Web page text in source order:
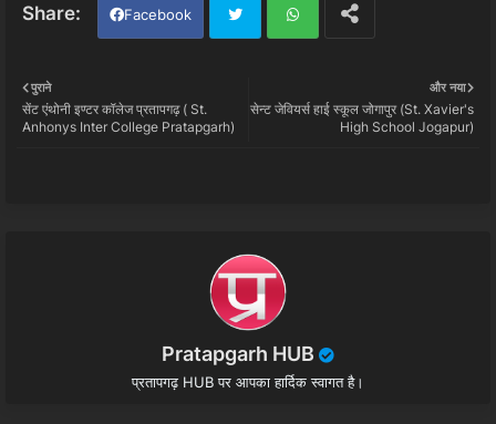
Facebook
ats
और नया
सेन्ट जेवियर्स हाई स्कूल जोगापुर (St. Xavier's
High School Jogapur)
पुराने
सेंट एंथोनी इण्टर कॉलेज प्रतापगढ़ ( St.
Anhonys Inter College Pratapgarh)
Pratapgarh HUB
प्रतापगढ़ HUB पर आपका हार्दिक स्वागत है।